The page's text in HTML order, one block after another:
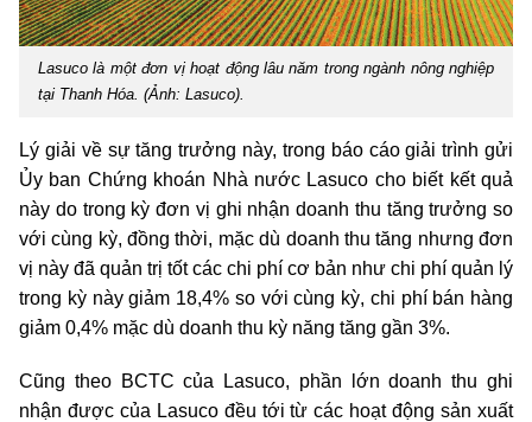
Lasuco là một đơn vị hoạt động lâu năm trong ngành nông nghiệp
tại Thanh Hóa. (Ảnh: Lasuco).
Lý giải về sự tăng trưởng này, trong báo cáo giải trình gửi
Ủy ban Chứng khoán Nhà nước Lasuco cho biết kết quả
này do trong kỳ đơn vị ghi nhận doanh thu tăng trưởng so
với cùng kỳ, đồng thời, mặc dù doanh thu tăng nhưng đơn
vị này đã quản trị tốt các chi phí cơ bản như chi phí quản lý
trong kỳ này giảm 18,4% so với cùng kỳ, chi phí bán hàng
giảm 0,4% mặc dù doanh thu kỳ năng tăng gần 3%.
Cũng theo BCTC của Lasuco, phần lớn doanh thu ghi
nhận được của Lasuco đều tới từ các hoạt động sản xuất